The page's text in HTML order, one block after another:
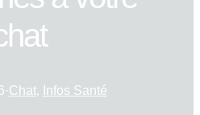
·Chat, Infos Santé